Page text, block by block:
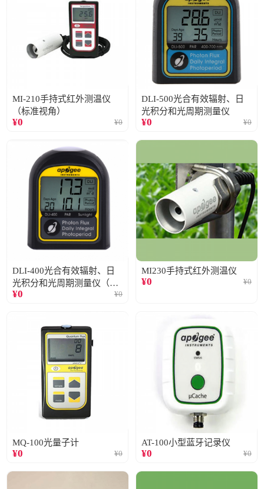
MI-210手持式红外测温仪
（标准视角）
¥0 ¥0
DLI-500光合有效辐射、日
光积分和光周期测量仪
¥0 ¥0
DLI-400光合有效辐射、日
光积分和光周期测量仪（仅
阳光）
¥0 ¥0
MI230手持式红外测温仪
¥0 ¥0
MQ-100光量子计
¥0 ¥0
AT-100小型蓝牙记录仪
¥0 ¥0